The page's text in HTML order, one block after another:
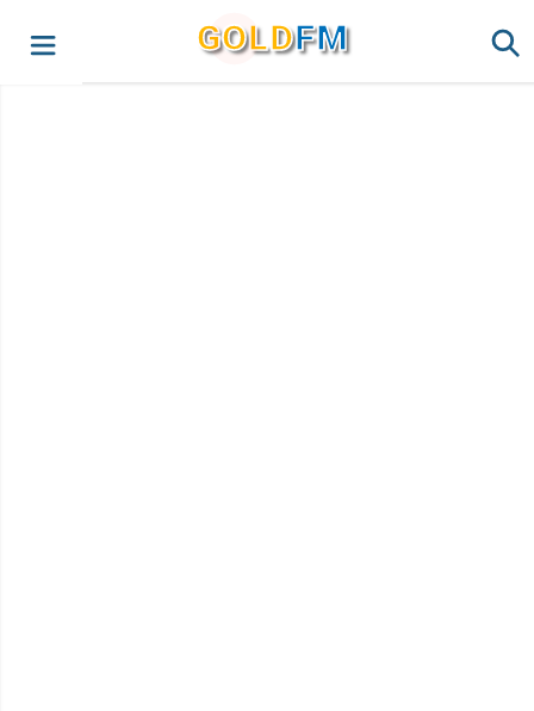
GOLDFM